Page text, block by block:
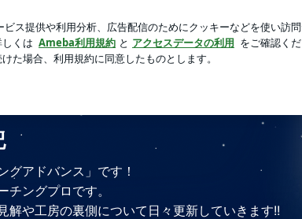
HOME ABOUT MENU アメブロ
ロ
グアドバンス」です！
ングプロです。
や工房の裏側について日々更新していきます!!